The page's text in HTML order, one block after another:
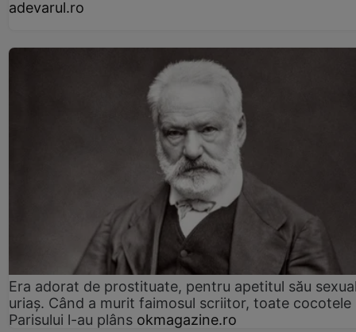
adevarul.ro
Era adorat de prostituate, pentru apetitul său
uriaș. Când a murit faimosul scriitor, toate cocotele
Parisului l-au plâns okmagazine.ro